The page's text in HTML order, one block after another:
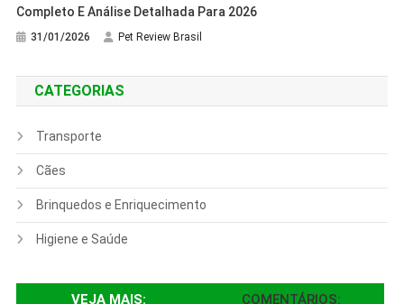
Completo E Análise Detalhada Para 2026
31/01/2026 Pet Review Brasil
CATEGORIAS
Transporte
Cães
Brinquedos e Enriquecimento
Higiene e Saúde
VEJA MAIS: COMENTÁRIOS: